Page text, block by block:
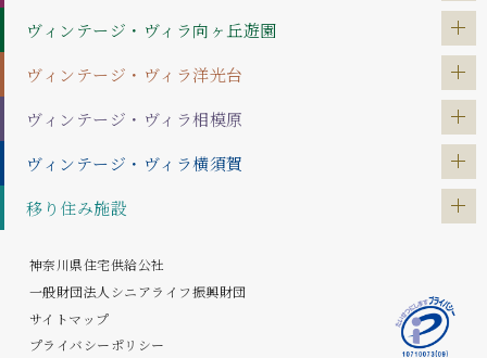
ヴィンテージ・ヴィラ向ヶ丘遊園
ヴィンテージ・ヴィラ洋光台
ヴィンテージ・ヴィラ相模原
ヴィンテージ・ヴィラ横須賀
移り住み施設
神奈川県住宅供給公社
一般財団法人シニアライフ振興財団
サイトマップ
プライバシーポリシー